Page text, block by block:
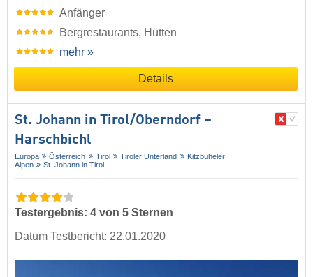
Anfänger
Bergrestaurants, Hütten
mehr »
Details
St. Johann in Tirol/​Oberndorf –
Harschbichl
Europa Österreich Tirol Tiroler Unterland
Kitzbüheler
Alpen
St. Johann in Tirol
Testergebnis: 4 von 5 Sternen
Datum Testbericht: 22.01.2020